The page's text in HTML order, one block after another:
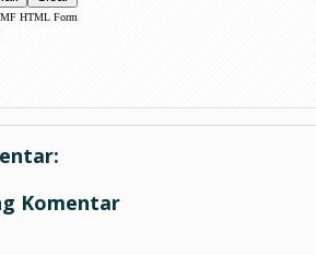
HTML Form
Komentar